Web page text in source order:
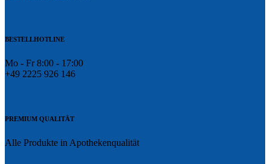
BESTELLHOTLINE
Mo - Fr 8:00 - 17:00
+49 2225 926 146
PREMIUM QUALITÄT
Alle Produkte in Apothekenqualität